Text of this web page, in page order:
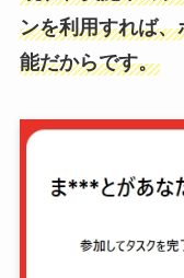
ンを利用すれば
能だからです。